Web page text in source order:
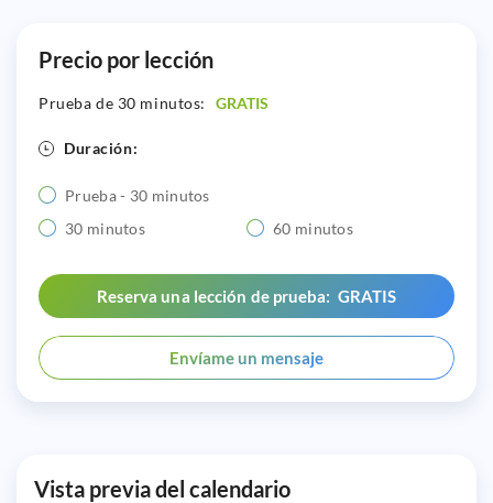
Precio por lección
Prueba de 30 minutos: GRATIS
Duración:
Prueba - 30 minutos
30 minutos
60 minutos
Reserva una lección de prueba: GRATIS
Envíame un mensaje
Vista previa del calendario